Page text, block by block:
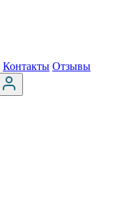
Контакты Отзывы